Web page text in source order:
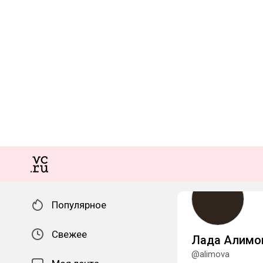
Популярное
Свежее Лада
@alimova